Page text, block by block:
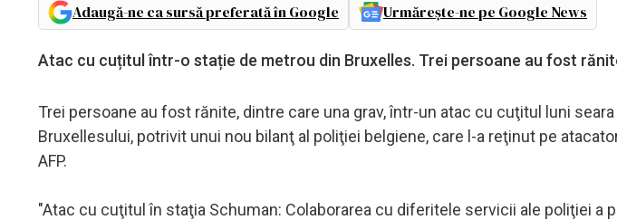
Adaugă-ne ca sursă preferată în Google Urmărește-ne pe Google News
Atac cu cuțitul într-o stație de metrou din Bruxelles. Trei persoane au fost
Trei persoane au fost rănite, dintre care una grav, într-un atac cu cuţitul luni
Bruxellesului, potrivit unui nou bilanţ al poliţiei belgiene, care l-a reţinut pe
AFP.
"Atac cu cuţitul în staţia Schuman: Colaborarea cu diferitele servicii ale poliţiei a